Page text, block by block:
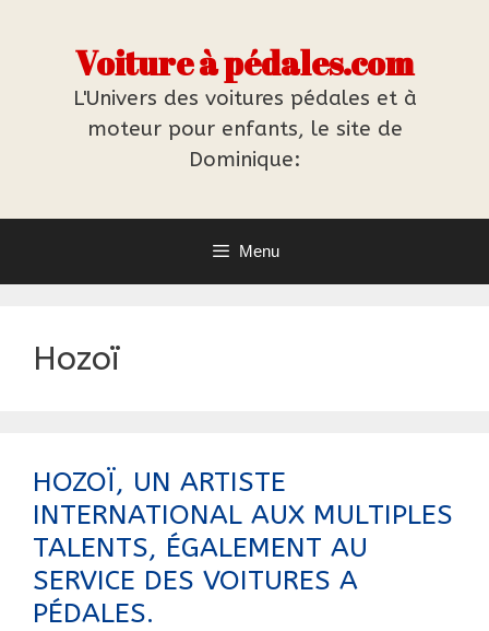
Voiture à pédales.com
L'Univers des voitures pédales et à
moteur pour enfants, le site de
Dominique:
Menu
Hozoï
HOZOÏ, UN ARTISTE
INTERNATIONAL AUX MULTIPLES
TALENTS, ÉGALEMENT AU
SERVICE DES VOITURES A
PÉDALES.